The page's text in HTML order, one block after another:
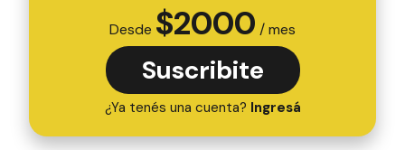
Desde $2000 / mes
Suscribite
¿Ya tenés una cuenta? Ingresá